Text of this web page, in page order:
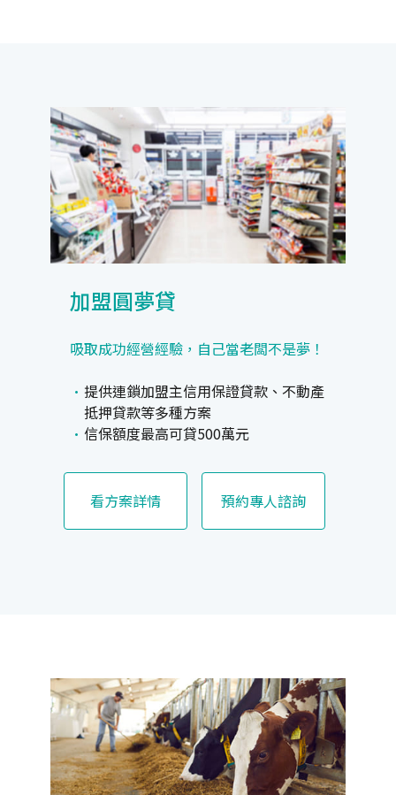
加盟圓夢貸
吸取成功經營經驗，自己當老闆不是夢！
提供連鎖加盟主信用保證貸款、不動產
抵押貸款等多種方案
信保額度最高可貸500萬元
看方案詳情 預約專人諮詢